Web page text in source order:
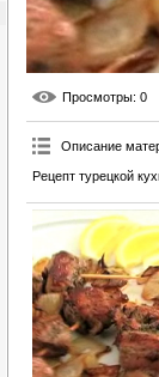
Просмотры: 0
Описание
Рецепт турецкой